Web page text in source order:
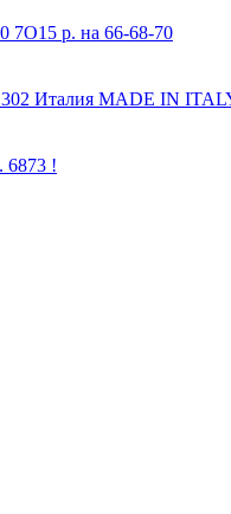
7O15 р. на 66-68-70
Италия MADE IN
6873 !